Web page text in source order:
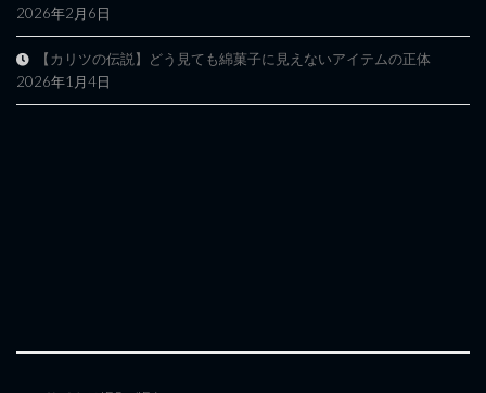
2026年2月6日
【カリツの伝説】どう見ても綿菓子に見えないアイテムの正体
2026年1月4日